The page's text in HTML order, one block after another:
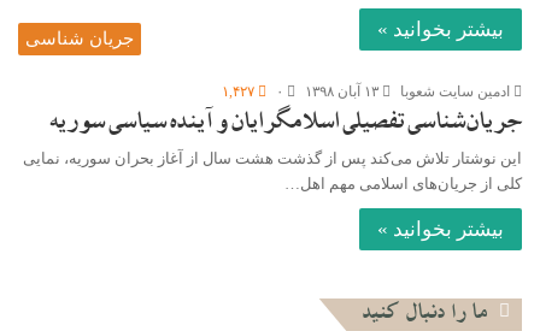
بیشتر بخوانید » جریان شناسی
ادمین سایت شعوبا ۱۳ آبان ۱۳۹۸ ۰ ۱,۴۲۷
جریان‌‌‌شناسی تفصیلی اسلامگرایان و آینده سیاسی سوریه
این نوشتار تلاش می‌‌کند پس از گذشت هشت سال از آغاز بحران سوریه، نمایی
کلی از جریان‌‌های اسلامی مهم اهل…
بیشتر بخوانید »
ما را دنبال کنید